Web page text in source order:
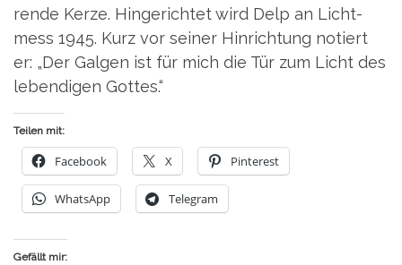
ren­de Ker­ze. Hin­ge­rich­tet wird Delp an Licht­
mess 1945. Kurz vor sei­ner Hin­rich­tung notiert
er: „Der Gal­gen ist für mich die Tür zum Licht des
leben­di­gen Gottes.“
Teilen mit:
Face­book X Pin­te­rest
Whats­App Tele­gram
Gefällt mir: